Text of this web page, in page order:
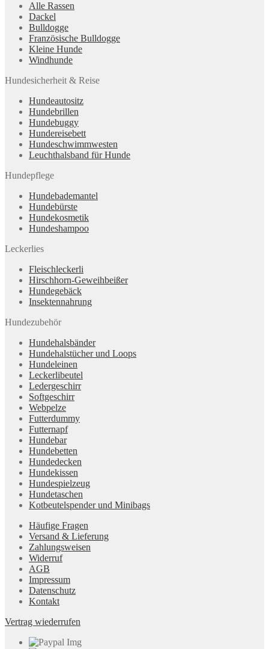
Alle Rassen
Dackel
Bulldogge
Französische Bulldogge
Kleine Hunde
Windhunde
Hundesicherheit & Reise
Hundeautositz
Hundebrillen
Hundebuggy
Hundereisebett
Hundeschwimmwesten
Leuchthalsband für Hunde
Hundepflege
Hundebademantel
Hundebürste
Hundekosmetik
Hundeshampoo
Leckerlies
Fleischleckerli
Hirschhorn-Geweihbeißer
Hundegebäck
Insektennahrung
Hundezubehör
Hundehalsbänder
Hundehalstücher und Loops
Hundeleinen
Leckerlibeutel
Ledergeschirr
Softgeschirr
Webpelze
Futterdummy
Futternapf
Hundebar
Hundebetten
Hundedecken
Hundekissen
Hundespielzeug
Hundetaschen
Kotbeutelspender und Minibags
Häufige Fragen
Versand & Lieferung
Zahlungsweisen
Widerruf
AGB
Impressum
Datenschutz
Kontakt
Vertrag wiederrufen